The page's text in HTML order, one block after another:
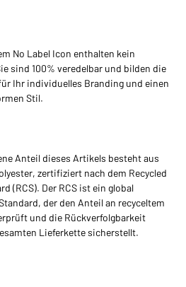
No Label Icon enthalten kein
sind 100% veredelbar und bilden die
Ihr individuelles Branding und einen
Stil.
Anteil dieses Artikels besteht aus
zertifiziert nach dem Recycled
(RCS). Der RCS ist ein global
der den Anteil an recyceltem
und die Rückverfolgbarkeit
Lieferkette sicherstellt.